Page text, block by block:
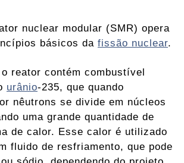
nuclear modular (SMR) opera
básicos da fissão nuclear.
reator contém combustível
urânio-235, que quando
nêutrons se divide em núcleos
uma grande quantidade de
de calor. Esse calor é utilizado
fluido de resfriamento, que pode